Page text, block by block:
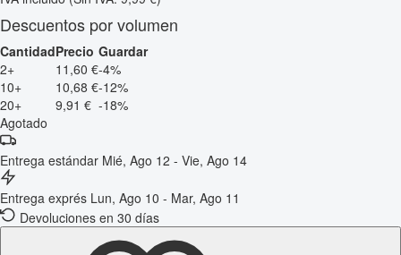
Descuentos por volumen
CantidadPrecio Guardar
2+
11,60 €-4%
10+
10,68 €-12%
20+
9,91 € -18%
Agotado
Entrega estándar Mié, Ago 12 - Vie, Ago 14
Entrega exprés Lun, Ago 10 - Mar, Ago 11
Devoluciones en 30 días